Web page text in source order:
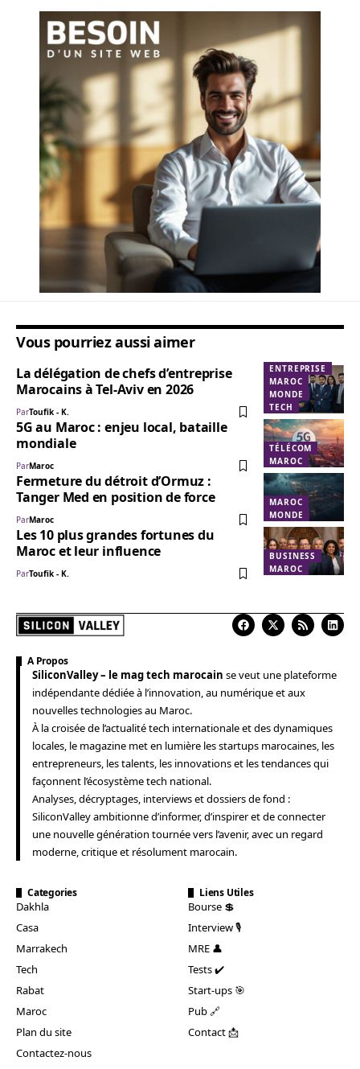
Vous pourriez aussi aimer
ENTREPRISE
MAROC
MONDE
TECH
La délégation de chefs d’entreprise
Marocains à Tel-Aviv en 2026
ParToufik - K.
TÉLÉCOM
MAROC
5G au Maroc : enjeu local, bataille
mondiale
ParMaroc
MAROC
MONDE
Fermeture du détroit d’Ormuz :
Tanger Med en position de force
ParMaroc
BUSINESS
MAROC
Les 10 plus grandes fortunes du
Maroc et leur influence
ParToufik - K.
A Propos
SiliconValley – le mag tech marocain se veut une plateforme
indépendante dédiée à l’innovation, au numérique et aux
nouvelles technologies au Maroc.
À la croisée de l’actualité tech internationale et des dynamiques
locales, le magazine met en lumière les startups marocaines, les
entrepreneurs, les talents, les innovations et les tendances qui
façonnent l’écosystème tech national.
Analyses, décryptages, interviews et dossiers de fond :
SiliconValley ambitionne d’informer, d’inspirer et de connecter
une nouvelle génération tournée vers l’avenir, avec un regard
moderne, critique et résolument marocain.
Categories
Dakhla
Casa
Marrakech
Tech
Rabat
Maroc
Plan du site
Contactez-nous
Liens Utiles
Bourse 💲
Interview 🎙️
MRE 👤
Tests ✔️
Start-ups 🎯
Pub 🔗
Contact 📩